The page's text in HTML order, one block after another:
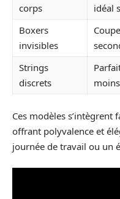
corps
idéal
Boxers
invisibles
Strings
discrets
Ces modèles
offrant polyvalence et
journée de travail ou un